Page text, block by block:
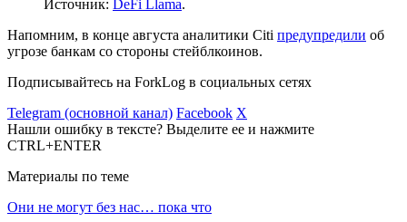
Источник: DeFi Llama.
Напомним, в конце августа аналитики Citi предупредили об
угрозе банкам со стороны стейблкоинов.
Подписывайтесь на ForkLog в социальных сетях
Telegram (основной канал) Facebook X
Нашли ошибку в тексте? Выделите ее и нажмите
CTRL+ENTER
Материалы по теме
Они не могут без нас… пока что